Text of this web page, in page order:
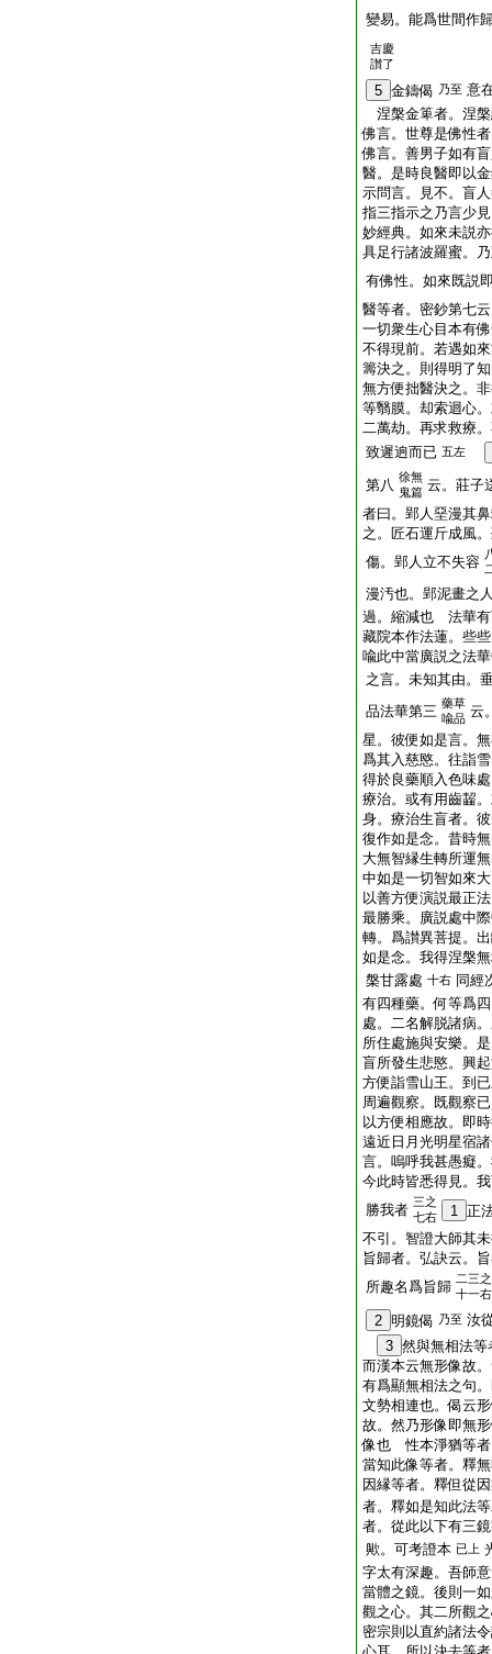
變易。能爲世間作
吉慶
讃了
5 金鑄偈 乃至 意
涅槃金箄者。涅
佛言。世尊是佛性
佛言。善男子如有
醫。是時良醫即以
示問言。見不。盲
指三指示之乃言少
妙經典。如來未説
具足行諸波羅蜜。
有佛性。如來既説
醫等者。密鈔第七
一切衆生心目本有
不得現前。若遇如
籌決之。則得明了
無方便拙醫決之。
等翳膜。却索迴心
二萬劫。再求救療
致遲逈而已 五左
第八 徐無
鬼篇 云。莊子
者曰。郢人堊漫其
之。匠石運斤成風
傷。郢人立不失容
漫汚也。郢泥畫之
過。縮減也 法華有
藏院本作法蓮。些
喩此中當廣説之法
之言。未知其由。
品法華第三 藥草
喩品 云
星。彼便如是言。
爲其入慈愍。往詣
得於良藥順入色味
療治。或有用齒齧
身。療治生盲者。
復作如是念。昔時
大無智縁生轉所運
中如是一切智如來
以善方便演説最正
最勝乘。廣説處中
轉。爲讃異菩提。
如是念。我得涅槃
槃甘露處 十右 同經
有四種藥。何等爲
處。二名解脱諸病
所住處施與安樂。
盲所發生悲愍。興
方便詣雪山王。到
周遍觀察。既觀察
以方便相應故。即
遠近日月光明星宿
言。嗚呼我甚愚癡
今此時皆悉得見。
勝我者 三之
七右
1 正
不引。智證大師其
旨歸者。弘訣云。
所趣名爲旨歸 二三
十一右
2 明鏡偈 乃至 汝
3 然與無相法等
而漢本云無形像故
有爲顯無相法之句
文勢相連也。偈云
故。然乃形像即無
像也 性本淨猶等者
當知此像等者。釋
因縁等者。釋但從
者。釋如是知此法
者。從此以下有三
歟。可考證本 已上
字太有深趣。吾師
當體之鏡。後則一
觀之心。其二所觀
密宗則以直約諸法